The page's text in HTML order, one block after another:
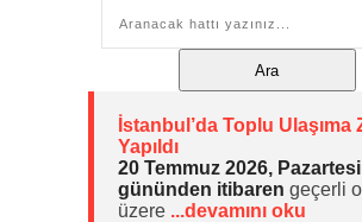
İstanbul’da Toplu Ulaşıma
Yapıldı
20 Temmuz 2026, Pazartesi
gününden itibaren geçerli
üzere ...devamını oku